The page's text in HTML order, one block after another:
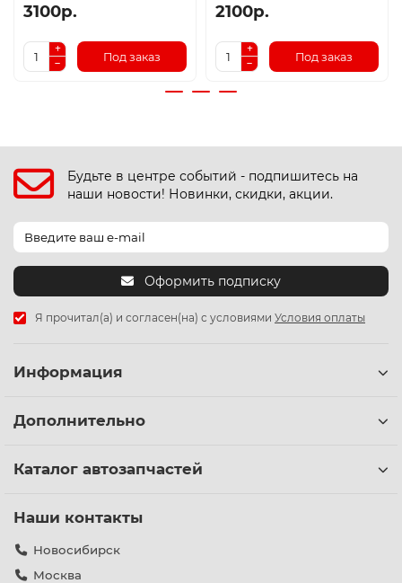
3100р.
Под заказ
2100р.
Под заказ
Будьте в центре событий - подпишитесь на
наши новости! Новинки, скидки, акции.
Оформить подписку
Я прочитал(а) и согласен(на) с условиями Условия оплаты
Информация
Дополнительно
Каталог автозапчастей
Наши контакты
Новосибирск
Москва